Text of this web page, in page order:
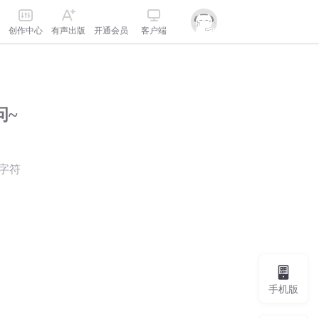
创作中心 有声出版 开通会员 客户端
~
符
手机版